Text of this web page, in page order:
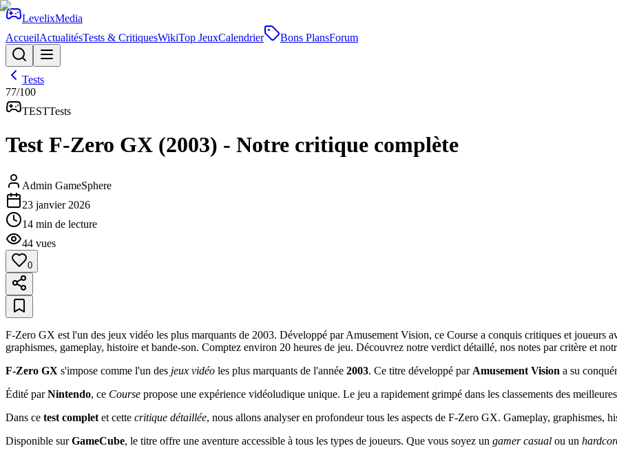
LevelixMedia
AccueilActualitésTests & CritiquesWikiTop JeuxCalendrier Bons PlansForum
Tests
77/100
TESTTests
Test F-Zero GX (2003) - Notre critique complète
Admin GameSphere
23 janvier 2026
14 min de lecture
44 vues
0
F-Zero GX est l'un des jeux vidéo les plus marquants de 2003. Développé par Amusement Vision, ce Course a conquis critiques et joueurs
graphismes, gameplay, histoire et bande-son. Comptez environ 20 heures de jeu. Découvrez notre verdict détaillé, nos notes par critère et
F-Zero GX s'impose comme l'un des jeux vidéo les plus marquants de l'année 2003. Ce titre développé par Amusement Vision a su
Édité parNintendo, ce Course propose une expérience vidéoludique unique. Le jeu a rapidement grimpé dans les classements des
Dans ce test complet et cette critique détaillée, nous allons analyser en profondeur tous les aspects de F-Zero GX. Gameplay, graphismes,
Disponible surGameCube, le titre offre une aventure accessible à tous les types de joueurs. Que vous soyez un gamer casual ou un